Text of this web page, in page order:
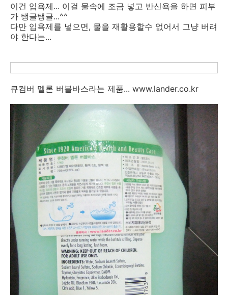
이건 입욕제... 이걸 물속에 조금 넣고 반신욕을 하면 피부
가 탱글탱글...^^
다만 입욕제를 넣으면, 물을 재활용할수 없어서 그냥 버려
야 한다는...
큐컴버 멜론 버블바스라는 제품... www.lander.co.kr